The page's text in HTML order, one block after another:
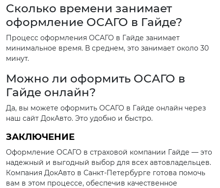
Сколько времени занимает
оформление ОСАГО в Гайде?
Процесс оформления ОСАГО в Гайде занимает
минимальное время. В среднем, это занимает около 30
минут.
Можно ли оформить ОСАГО в
Гайде онлайн?
Да, вы можете оформить ОСАГО в Гайде онлайн через
наш сайт ДокАвто. Это удобно и быстро.
ЗАКЛЮЧЕНИЕ
Оформление ОСАГО в страховой компании Гайде — это
надежный и выгодный выбор для всех автовладельцев.
Компания ДокАвто в Санкт-Петербурге готова помочь
вам в этом процессе, обеспечив качественное